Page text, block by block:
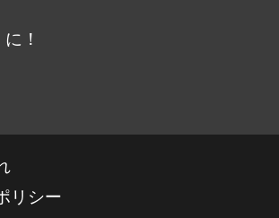
に！
リシー